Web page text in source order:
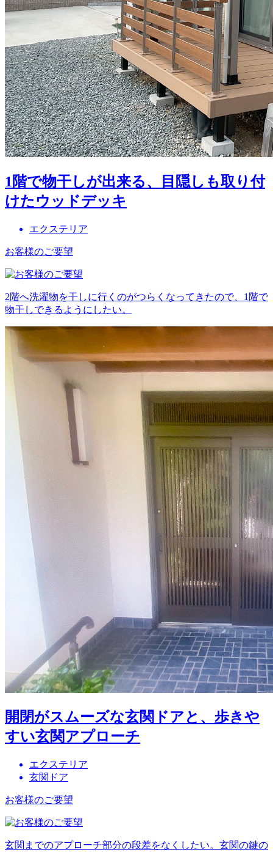
1階で物干しが出来る、目隠しも取り付
けたウッドデッキ
エクステリア
お客様のご要望
2階へ洗濯物を干しに行くのがつらくなってきたので、1階で
物干しできるようにしたい。
開閉がスムーズな玄関ドアと、歩きや
すい玄関アプローチ
エクステリア
玄関ドア
お客様のご要望
玄関までのアプローチ部分の段差をなくしたい。玄関の鍵の